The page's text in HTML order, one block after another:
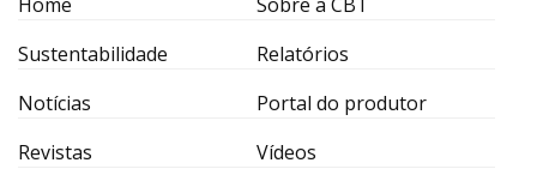
Sustentabilidade
Relatórios
Notícias
Portal do produtor
Revistas
Vídeos